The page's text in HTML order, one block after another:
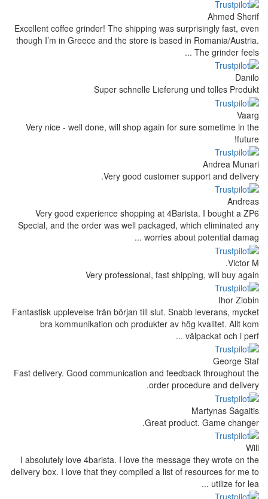
Excellent coffee grinder! The shipping
though I’m in Greece and the store is
Super schnelle
Very nice - well done, will shop
Very good
Very good experience shopping
Special, and the order was well
Very professional,
Fantastisk upplevelse från början till
bra kommunikation och
Fast delivery. Good communication
I absolutely love 4barista. I love the
delivery box. I love that they compiled a